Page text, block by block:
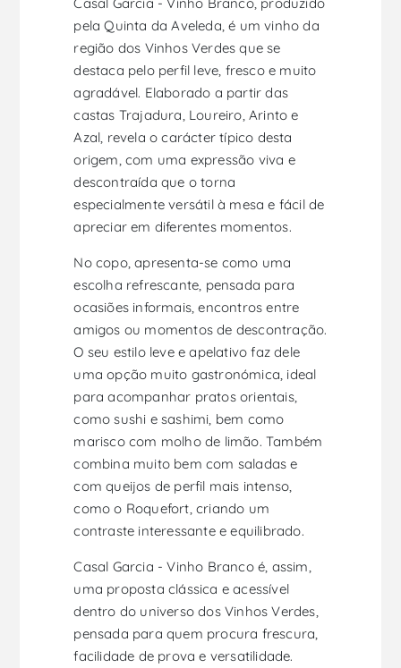
pela Quinta da Aveleda, é um vinho da
região dos Vinhos Verdes que se
destaca pelo perfil leve, fresco e muito
agradável. Elaborado a partir das
castas Trajadura, Loureiro, Arinto e
Azal, revela o carácter típico desta
origem, com uma expressão viva e
descontraída que o torna
especialmente versátil à mesa e fácil de
apreciar em diferentes momentos.
No copo, apresenta-se como uma
escolha refrescante, pensada para
ocasiões informais, encontros entre
amigos ou momentos de descontração.
O seu estilo leve e apelativo faz dele
uma opção muito gastronómica, ideal
para acompanhar pratos orientais,
como sushi e sashimi, bem como
marisco com molho de limão. Também
combina muito bem com saladas e
com queijos de perfil mais intenso,
como o Roquefort, criando um
contraste interessante e equilibrado.
Casal Garcia - Vinho Branco é, assim,
uma proposta clássica e acessível
dentro do universo dos Vinhos Verdes,
pensada para quem procura frescura,
facilidade de prova e versatilidade.